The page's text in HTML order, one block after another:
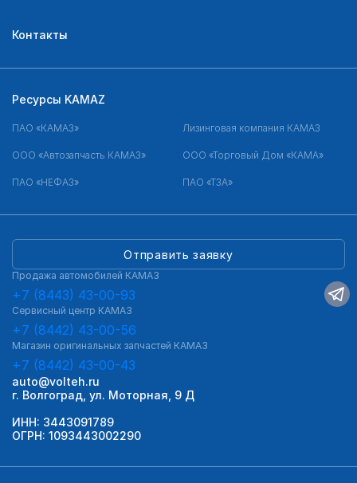
Контакты
Отправить заявку
Продажа автомобилей КАМАЗ
+7 (8443) 43-00-93
Сервисный центр КАМАЗ
+7 (8442) 43-00-56
Магазин оригинальных запчастей КАМАЗ
+7 (8442) 43-00-43
auto@volteh.ru
г. Волгоград, ул. Моторная, 9 Д
ИНН: 3443091789
ОГРН: 1093443002290
Ресурсы KAMAZ
ПАО «КАМАЗ» Лизинговая компания КАМАЗ
ООО «Автозапчасть КАМАЗ» ООО «Торговый Дом «КАМА»
ПАО «НЕФАЗ» ПАО «ТЗА»